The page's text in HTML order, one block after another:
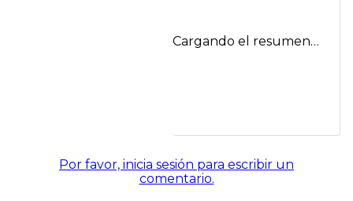
Cargando el resumen…
Por favor, inicia sesión para escribir un
comentario.